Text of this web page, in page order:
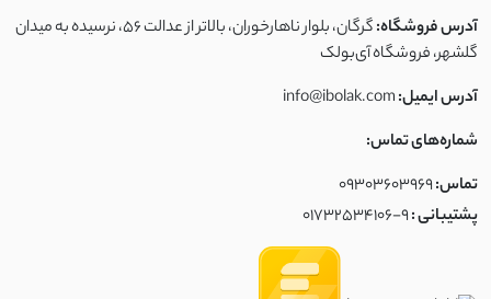
آدرس فروشگاه:
گرگان، بلوار ناهارخوران، بالاتر از عدالت ۵۶، نرسیده به میدان
گلشهر، فروشگاه آی‌بولک
آدرس ایمیل:info@ibolak.com
شماره‌های تماس:
تماس:09303603969
پشتیبانی :01732534106-9